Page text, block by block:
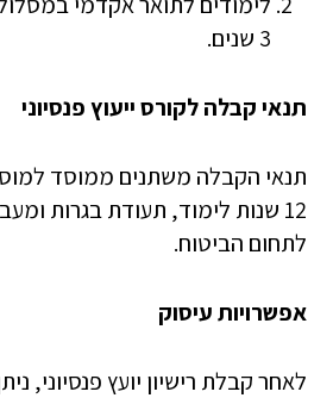
3 שנים.
תנאי קבלה לקורס ייעוץ פנסיוני
תנאי הקבלה משתנים ממוסד
12 שנות לימוד, תעודת בגרות
לתחום הביטוח.
אפשרויות עיסוק
לאחר קבלת רישיון יועץ פנסיוני,